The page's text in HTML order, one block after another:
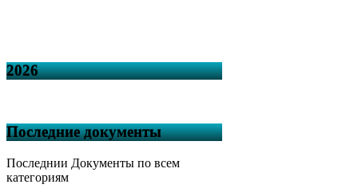
2026
Последние документы
Последнии Документы по всем
категориям